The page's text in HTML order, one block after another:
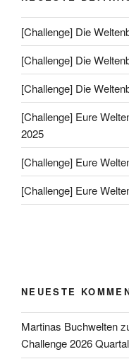
[Challenge] Die
[Challenge] Die
[Challenge] Die
[Challenge] Eure
2025
[Challenge] Eure
[Challenge] Eure
NEUESTE
Martinas Buchwelten
Challenge 2026